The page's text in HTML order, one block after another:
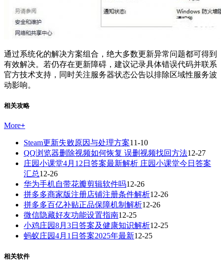
通过系统化的解决方案组合，绝大多数更新异常问题都可得到
有效解决。若仍存在更新障碍，建议记录具体错误代码并联系
官方技术支持，同时关注服务器状态公告以排除区域性服务波
动影响。
相关攻略
More+
Steam更新失败原因与处理方案11-10
QQ浏览器删除视频如何恢复 误删视频找回方法12-27
庄园小课堂4月12日答案最新解析 庄园小课堂今日答案
汇总12-26
华为手机自带花瓣剪辑软件吗12-26
拼多多商家版注册店铺注册条件解析12-26
拼多多百亿补贴正品保障机制解析12-26
微信隐藏好友功能设置指南12-25
小鸡庄园8月3日答案及健康知识解析12-25
蚂蚁庄园4月1日答案2025年最新12-25
相关软件